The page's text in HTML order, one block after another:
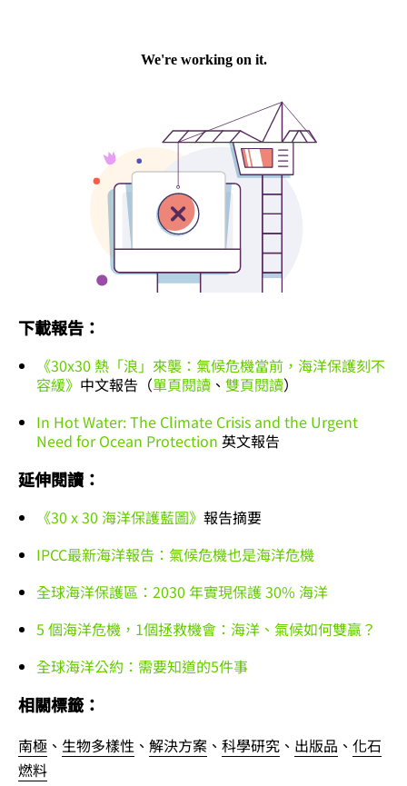
下載報告：
《30x30 熱「浪」來襲：氣候危機當前，海洋保護刻不
容緩》 中文報告（單頁閱讀 、 雙頁閱讀）
In Hot Water: The Climate Crisis and the Urgent
Need for Ocean Protection 英文報告
延伸閱讀：
《30 x 30 海洋保護藍圖》 報告摘要
IPCC最新海洋報告：氣候危機也是海洋危機
全球海洋保護區：2030 年實現保護 30% 海洋
5 個海洋危機，1個拯救機會：海洋、氣候如何雙贏？
全球海洋公約：需要知道的5件事
相關標籤：
南極 、 生物多樣性 、 解決方案 、 科學研究 、 出版品 、 化石
燃料